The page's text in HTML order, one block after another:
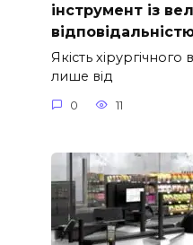
інструмент із
Якість
лише від
0 11